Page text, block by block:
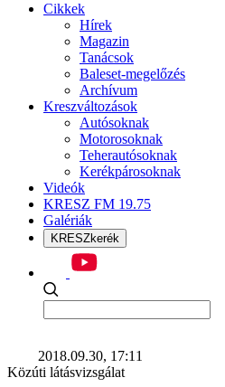
Cikkek
Hírek
Magazin
Tanácsok
Baleset-megelőzés
Archívum
Kreszváltozások
Autósoknak
Motorosoknak
Teherautósoknak
Kerékpárosoknak
Videók
KRESZ FM 19.75
Galériák
KRESZkerék
2018.09.30, 17:11
Közúti látásvizsgálat